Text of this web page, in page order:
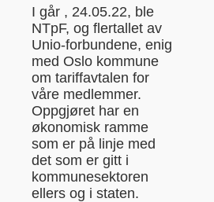
I går , 24.05.22, ble
NTpF, og flertallet av
Unio-forbundene, enig
med Oslo kommune
om tariffavtalen for
våre medlemmer.
Oppgjøret har en
økonomisk ramme
som er på linje med
det som er gitt i
kommunesektoren
ellers og i staten.